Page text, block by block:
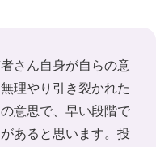
さん自身が自らの意
理やり引き裂かれた
意思で、早い段階で
あると思います。投